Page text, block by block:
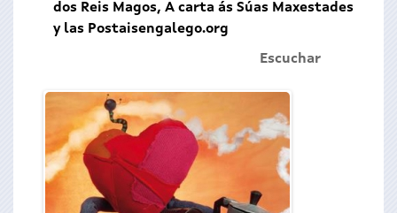
dos Reis Magos, A carta ás Súas Maxestades
y las Postaisengalego.org
Escuchar